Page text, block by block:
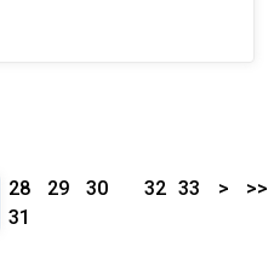
28 29
30
31
32 33 > >>